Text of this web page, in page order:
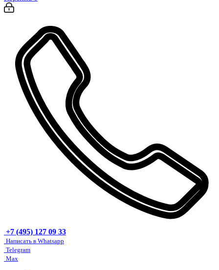
+7 (495) 127 09 33
Написать в Whatsapp
Telegram
Max